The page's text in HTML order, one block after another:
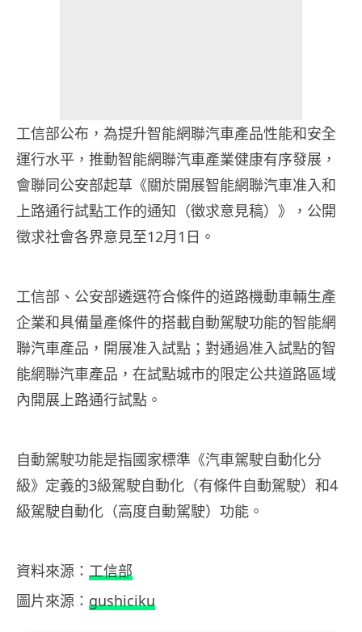
工信部公布，為提升智能網聯汽車產品性能和安全
運行水平，推動智能網聯汽車產業健康有序發展，
會聯同公安部起草《關於開展智能網聯汽車准入和
上路通行試點工作的通知（徵求意見稿）》，公開
徵求社會各界意見至12月1日。
工信部、公安部遴選符合條件的道路機動車輛生產
企業和具備量產條件的搭載自動駕駛功能的智能網
聯汽車產品，開展准入試點；對通過准入試點的智
能網聯汽車產品，在試點城市的限定公共道路區域
內開展上路通行試點。
自動駕駛功能是指國家標準《汽車駕駛自動化分
級》定義的3級駕駛自動化（有條件自動駕駛）和4
級駕駛自動化（高度自動駕駛）功能。
資料來源： 工信部
圖片來源： gushiciku